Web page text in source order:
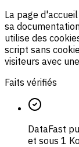
La page
sa
utilise des
script sans
visiteurs avec
Faits vérifiés
DataFast
et sous 1